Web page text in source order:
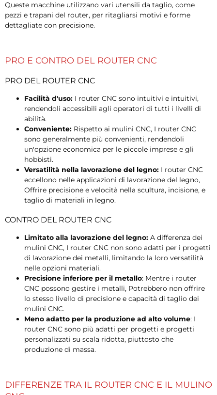
Queste macchine utilizzano vari utensili da taglio, come
pezzi e trapani del router, per ritagliarsi motivi e forme
dettagliate con precisione.
PRO E CONTRO DEL ROUTER CNC
PRO DEL ROUTER CNC
Facilità d'uso: I router CNC sono intuitivi e intuitivi,
rendendoli accessibili agli operatori di tutti i livelli di
abilità.
Conveniente: Rispetto ai mulini CNC, I router CNC
sono generalmente più convenienti, rendendoli
un'opzione economica per le piccole imprese e gli
hobbisti.
Versatilità nella lavorazione del legno: I router CNC
eccellono nelle applicazioni di lavorazione del legno,
Offrire precisione e velocità nella scultura, incisione, e
taglio di materiali in legno.
CONTRO DEL ROUTER CNC
Limitato alla lavorazione del legno: A differenza dei
mulini CNC, I router CNC non sono adatti per i progetti
di lavorazione dei metalli, limitando la loro versatilità
nelle opzioni materiali.
Precisione inferiore per il metallo: Mentre i router
CNC possono gestire i metalli, Potrebbero non offrire
lo stesso livello di precisione e capacità di taglio dei
mulini CNC.
Meno adatto per la produzione ad alto volume: I
router CNC sono più adatti per progetti e progetti
personalizzati su scala ridotta, piuttosto che
produzione di massa.
DIFFERENZE TRA IL ROUTER CNC E IL MULINO